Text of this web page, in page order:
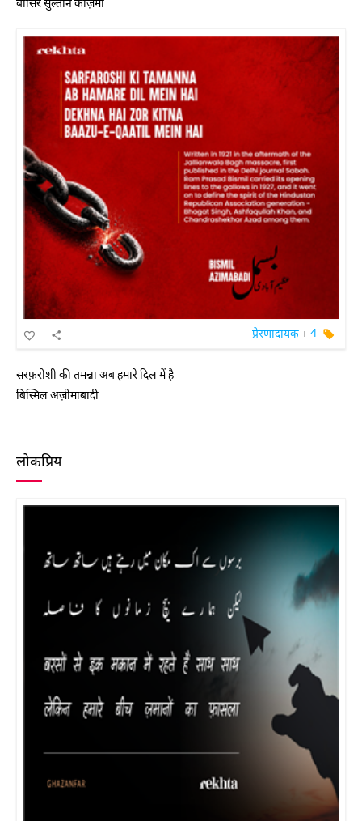
प्रेरणादायक+4
सरफ़रोशी की तमन्ना अब हमारे दिल में है
बिस्मिल अज़ीमाबादी
लोकप्रिय